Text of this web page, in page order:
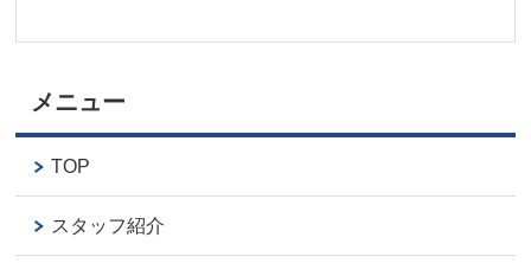
メニュー
TOP
スタッフ紹介